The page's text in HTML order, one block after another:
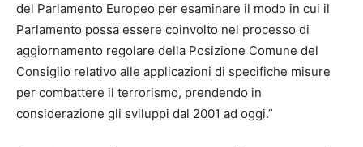
del Parlamento Europeo per esaminare il modo in cui il
Parlamento possa essere coinvolto nel processo di
aggiornamento regolare della Posizione Comune del
Consiglio relativo alle applicazioni di specifiche misure
per combattere il terrorismo, prendendo in
considerazione gli sviluppi dal 2001 ad oggi.”